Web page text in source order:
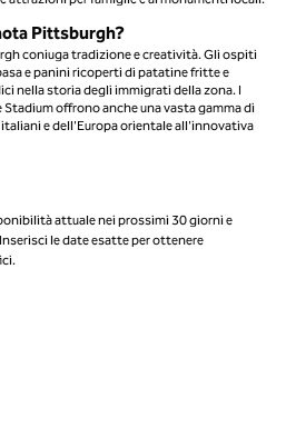
Pittsburgh?
coniuga tradizione e creatività. Gli ospiti
e panini ricoperti di patatine fritte e
nella storia degli immigrati della zona. I
offrono anche una vasta gamma di
e dell'Europa orientale all'innovativa
attuale nei prossimi 30 giorni e
le date esatte per ottenere